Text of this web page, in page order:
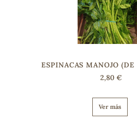
ESPINACAS MANOJO
2,80 €
Ver más